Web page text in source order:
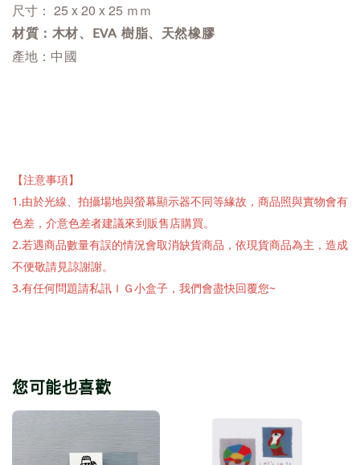
尺寸： 25 x 20 x 25 ｍｍ
材質：木材、EVA 樹脂、天然橡膠
產地： 中國
【注意事項】
1.由於光線、拍攝場地與螢幕顯示器不同等緣故，商品照與實物會有
色差，介意色差者建議來到販售店購買。
2.若遇商品數量有誤的情況會取消缺貨商品，依現貨商品為主，造成
不便敬請見諒謝謝。
3.有任何問題請私訊ＩＧ小盒子，我們會盡快回覆您~
您可能也喜歡